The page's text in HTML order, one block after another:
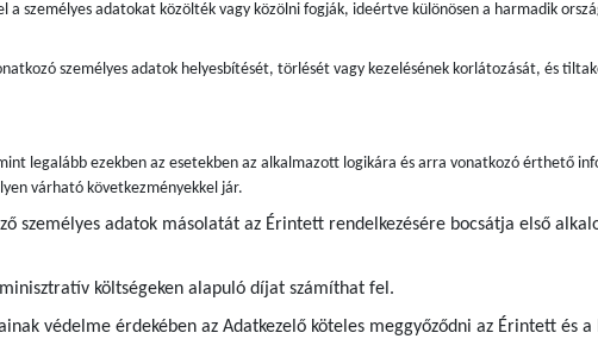
személyes adatokat közölték vagy közölni fogják, ideértve különösen a harmadik
személyes adatok helyesbítését, törlését vagy kezelésének korlátozását, és
legalább ezekben az esetekben az alkalmazott logikára és arra vonatkozó érthető
várható következményekkel jár.
személyes adatok másolatát az Érintett rendelkezésére bocsátja első
költségeken alapuló díjat számíthat fel.
védelme érdekében az Adatkezelő köteles meggyőződni az Érintett és a